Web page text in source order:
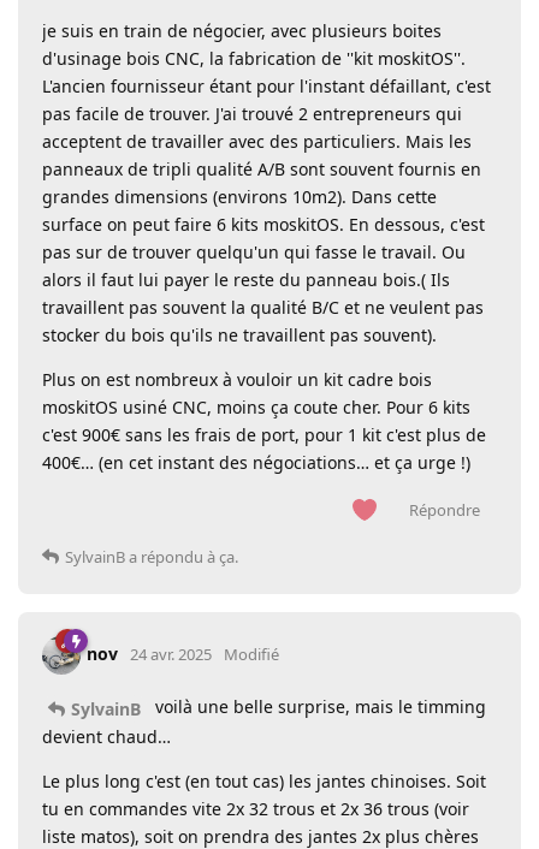
je suis en train de négocier, avec plusieurs boites
d'usinage bois CNC, la fabrication de ''kit moskitOS''.
L'ancien fournisseur étant pour l'instant défaillant, c'est
pas facile de trouver. J'ai trouvé 2 entrepreneurs qui
acceptent de travailler avec des particuliers. Mais les
panneaux de tripli qualité A/B sont souvent fournis en
grandes dimensions (environs 10m2). Dans cette
surface on peut faire 6 kits moskitOS. En dessous, c'est
pas sur de trouver quelqu'un qui fasse le travail. Ou
alors il faut lui payer le reste du panneau bois.( Ils
travaillent pas souvent la qualité B/C et ne veulent pas
stocker du bois qu'ils ne travaillent pas souvent).
Plus on est nombreux à vouloir un kit cadre bois
moskitOS usiné CNC, moins ça coute cher. Pour 6 kits
c'est 900€ sans les frais de port, pour 1 kit c'est plus de
400€… (en cet instant des négociations… et ça urge !)
Répondre
SylvainBa répondu à ça.
nov 24 avr. 2025 Modifié
SylvainB
voilà une belle surprise, mais le timming
devient chaud…
Le plus long c'est (en tout cas) les jantes chinoises. Soit
tu en commandes vite 2x 32 trous et 2x 36 trous (voir
liste matos), soit on prendra des jantes 2x plus chères